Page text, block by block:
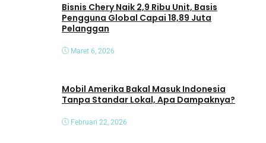
Bisnis Chery Naik 2,9 Ribu Unit, Basis
Pengguna Global Capai 18,89 Juta
Pelanggan
Maret 6, 2026
Mobil Amerika Bakal Masuk Indonesia
Tanpa Standar Lokal, Apa Dampaknya?
Februari 22, 2026